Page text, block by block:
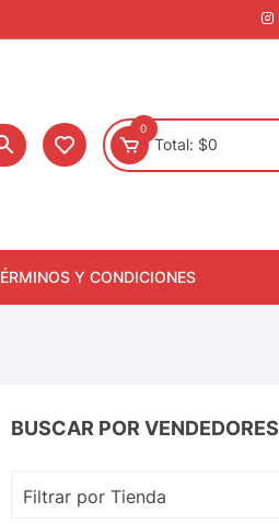
0
Total: $0
Y CONDICIONES
BUSCAR POR VENDEDORES
Filtrar por Tienda